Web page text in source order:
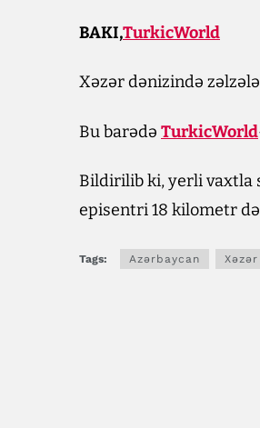
BAKI,TurkicWorld
Xəzər dənizində zəlzələ
Bu barədə TurkicWorld
Bildirilib ki, yerli vaxtla
episentri 18 kilometr
Tags: Azərbaycan